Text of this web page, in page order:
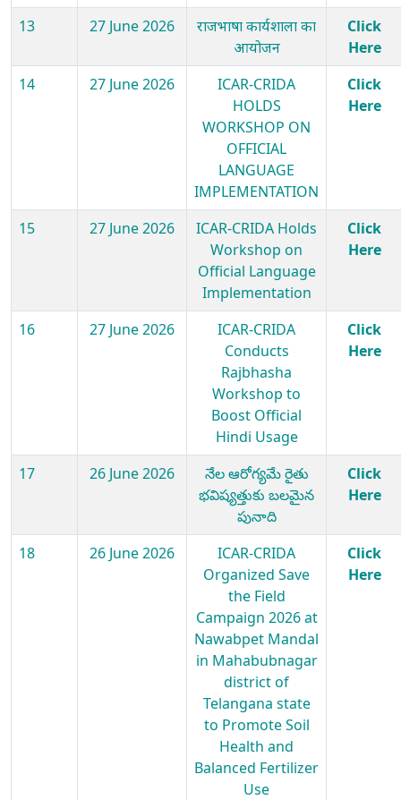
13 27 June 2026
राजभाषा कार्यशाला का
आयोजन
Click
Here
14
27 June 2026
ICAR-CRIDA
HOLDS
WORKSHOP ON
OFFICIAL
LANGUAGE
IMPLEMENTATION
Click
Here
15 27 June 2026
ICAR-CRIDA Holds
Workshop on
Official Language
Implementation
Click
Here
16 27 June 2026
ICAR-CRIDA
Conducts
Rajbhasha
Workshop to
Boost Official
Hindi Usage
Click
Here
17 26 June 2026
నేల ఆరోగ్యమే రైతు
భవిష్యత్తుకు బలమైన
పునాది
Click
Here
18 26 June 2026
ICAR-CRIDA
Organized Save
the Field
Campaign 2026 at
Nawabpet Mandal
in Mahabubnagar
district of
Telangana state
to Promote Soil
Health and
Balanced Fertilizer
Use
Click
Here